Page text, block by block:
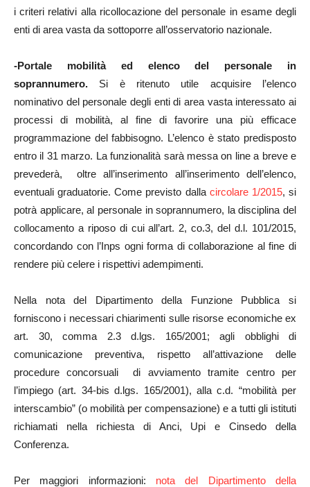
i criteri relativi alla ricollocazione del personale in esame degli
enti di area vasta da sottoporre all’osservatorio nazionale.
-Portale mobilità ed elenco del personale in
soprannumero. Si è ritenuto utile acquisire l’elenco
nominativo del personale degli enti di area vasta interessato ai
processi di mobilità, al fine di favorire una più efficace
programmazione del fabbisogno. L’elenco è stato predisposto
entro il 31 marzo. La funzionalità sarà messa on line a breve e
prevederà, oltre all’inserimento all’inserimento dell’elenco,
eventuali graduatorie. Come previsto dallacircolare 1/2015, si
potrà applicare, al personale in soprannumero, la disciplina del
collocamento a riposo di cui all’art. 2, co.3, del d.l. 101/2015,
concordando con l’Inps ogni forma di collaborazione al fine di
rendere più celere i rispettivi adempimenti.
Nella nota del Dipartimento della Funzione Pubblica si
forniscono i necessari chiarimenti sulle risorse economiche ex
art. 30, comma 2.3 d.lgs. 165/2001; agli obblighi di
comunicazione preventiva, rispetto all’attivazione delle
procedure concorsuali di avviamento tramite centro per
l’impiego (art. 34-bis d.lgs. 165/2001), alla c.d. “mobilità per
interscambio” (o mobilità per compensazione) e a tutti gli istituti
richiamati nella richiesta di Anci, Upi e Cinsedo della
Conferenza.
Per maggiori informazioni: nota del Dipartimento della